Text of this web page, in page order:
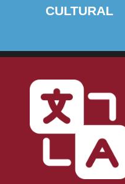
CULTURAL
Preparamos a nuestros estudiantes para
globalizado a través del aprendizaje del
9 horas académicas a la
las Skills básicas de comunicación en
ampliando de esta forma sus oportunidades,
universidad, sino en su vida